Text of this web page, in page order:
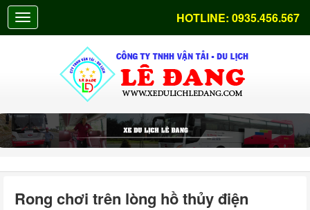
HOTLINE: 0935.456.567
Rong chơi trên lòng hồ thủy điện